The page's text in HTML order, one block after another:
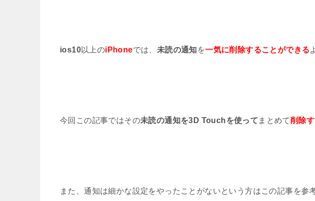
iPhone初心者に知ってほしいSiriの8つの正しい設定と使い
ios10以上のiPhoneでは、 未読の通知 を一気に削除することができる
今回この記事ではその未読の通知を3D Touchを使って まとめて削除
また、通知は細かな設定をやったことがないという方はこの記事を参